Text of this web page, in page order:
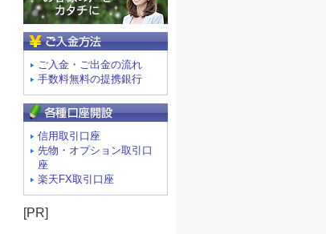
ご入金・ご出金の流れ
手数料無料の提携銀行
信用取引口座
先物・オプション取引口
座
楽天FX取引口座
[PR]